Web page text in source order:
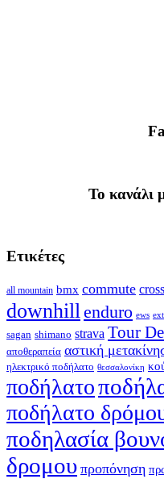
To κανάλι
Ετικέτες
all mountain bmx commute
downhillenduro ews
sagan shimano strava Tour
αποθεραπεία αστική
ηλεκτρικό ποδήλατο θεσσαλονίκη
ποδήλατο
ποδήλατο
ποδηλασία
δρομου προπόνηση